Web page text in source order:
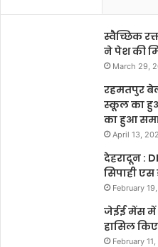
स्वैच्छिक
ने पेश की
March 29,
रहमतपुर
स्कूल का
का हुआ
April 13,
देहरादून :
सिपाही
February
जेईई मेंस में
हासिल
February